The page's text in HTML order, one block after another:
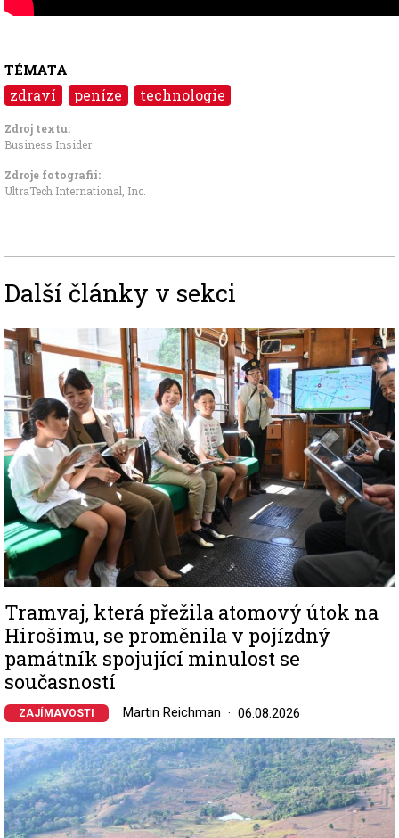
TÉMATA
zdraví peníze technologie
Zdroj textu:
Business Insider
Zdroje fotografii:
UltraTech International, Inc.
Další články v sekci
Image
Tramvaj, která přežila atomový útok na
Hirošimu, se proměnila v pojízdný
památník spojující minulost se
současností
ZAJÍMAVOSTI Martin Reichman 06.08.2026
Image